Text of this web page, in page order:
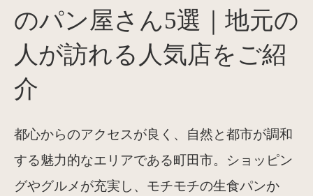
のパン屋さん5選｜地元の
人が訪れる人気店をご紹
介
都心からのアクセスが良く、自然と都市が調和
する魅力的なエリアである町田市。ショッピン
グやグルメが充実し、モチモチの生食パンか